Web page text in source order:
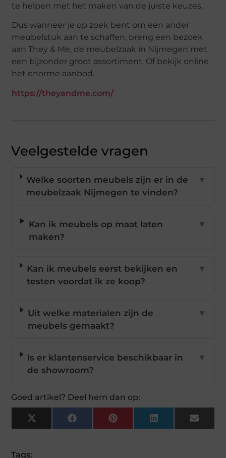
te helpen met het maken van de juiste keuzes.
Dus wanneer je op zoek bent om een ander
meubelstuk aan te schaffen, breng een bezoek
aan They & Me, de meubelzaak in Nijmegen met
een bijzonder groot assortiment. Of bekijk online
het enorme aanbod.
https://theyandme.com/
Veelgestelde vragen
Welke soorten meubels zijn er in de
meubelzaak Nijmegen te vinden?
▼
Kan ik meubels op maat laten
maken?
▼
Kan ik meubels eerst bekijken en
testen voordat ik ze koop?
▼
Uit welke materialen zijn de
meubels gemaakt?
▼
Is er klantenservice beschikbaar in
de showroom?
▼
Goed artikel? Deel hem dan op:
X
(Twitter)
FacebookPinterestLinkedInEmail
Tags: